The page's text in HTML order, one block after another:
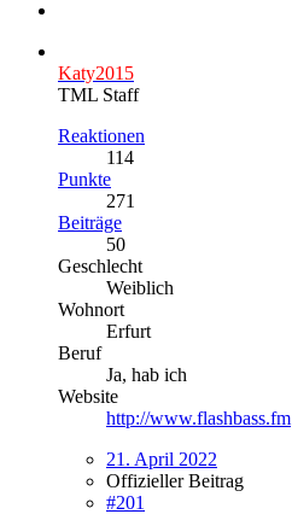
Katy2015
TML Staff
Reaktionen
114
Punkte
271
Beiträge
50
Geschlecht
Weiblich
Wohnort
Erfurt
Beruf
Ja, hab ich
Website
http://www.flashbass.fm
21. April 2022
Offizieller Beitrag
#201